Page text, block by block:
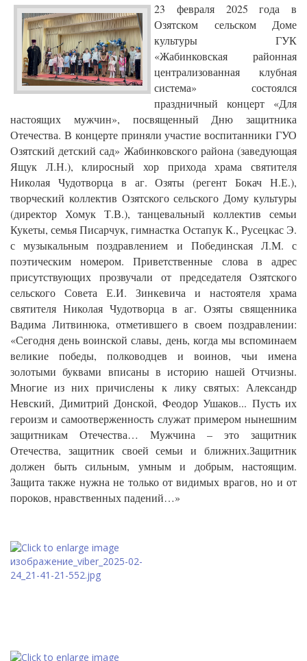
23 февраля 2025 года в
Озятском сельском Доме
культуры ГУК
«Жабинковская районная
централизованная клубная
система» состоялся
праздничный концерт «Для
настоящих мужчин», посвященный Дню защитника
Отечества. В концерте приняли участие воспитанники ГУО
Озятский детский сад» Жабинковского района (заведующая
Ящук Л.Н.), клиросный хор прихода храма святителя
Николая Чудотворца в аг. Озяты (регент Бокач Н.Е.),
творческий коллектив Озятского сельского Дому культуры
(директор Хомук Т.В.), танцевальный коллектив семьи
Кукеты, семья Писарчук, гимнастка Остапук К., Русецкас Э.
с музыкальным поздравлением и Побединская Л.М. с
поэтическим номером. Приветственные слова в адрес
присутствующих прозвучали от председателя Озятского
сельского Совета Е.И. Зинкевича и настоятеля храма
святителя Николая Чудотворца в аг. Озяты священника
Вадима Литвинюка, отметившего в своем поздравлении:
«Сегодня день воинской славы, день, когда мы вспоминаем
великие победы, полководцев и воинов, чьи имена
золотыми буквами вписаны в историю нашей Отчизны.
Многие из них причислены к лику святых: Александр
Невский, Димитрий Донской, Феодор Ушаков... Пусть их
героизм и самоотверженность служат примером нынешним
защитникам Отечества… Мужчина – это защитник
Отечества, защитник своей семьи и ближних.Защитник
должен быть сильным, умным и добрым, настоящим.
Защита также нужна не только от видимых врагов, но и от
пороков, нравственных падений…»